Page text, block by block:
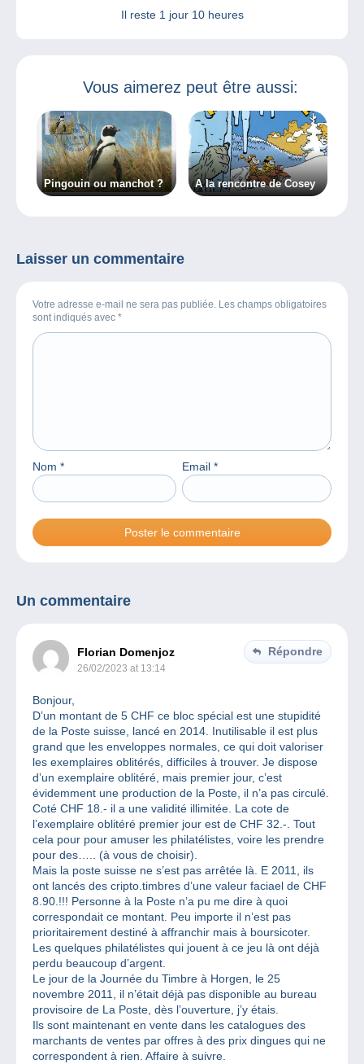
Il reste 1 jour 10 heures
Vous aimerez peut être aussi:
Pingouin ou manchot ? A la rencontre de Cosey
Laisser un commentaire
Votre adresse e-mail ne sera pas publiée. Les champs obligatoires
sont indiqués avec *
Nom * Email *
Un commentaire
Florian Domenjoz
26/02/2023 at 13:14
Répondre
Bonjour,
D’un montant de 5 CHF ce bloc spécial est une stupidité
de la Poste suisse, lancé en 2014. Inutilisable il est plus
grand que les enveloppes normales, ce qui doit valoriser
les exemplaires oblitérés, difficiles à trouver. Je dispose
d’un exemplaire oblitéré, mais premier jour, c’est
évidemment une production de la Poste, il n’a pas circulé.
Coté CHF 18.- il a une validité illimitée. La cote de
l’exemplaire oblitéré premier jour est de CHF 32.-. Tout
cela pour pour amuser les philatélistes, voire les prendre
pour des….. (à vous de choisir).
Mais la poste suisse ne s’est pas arrêtée là. E 2011, ils
ont lancés des cripto.timbres d’une valeur faciael de CHF
8.90.!!! Personne à la Poste n’a pu me dire à quoi
correspondait ce montant. Peu importe il n’est pas
prioritairement destiné à affranchir mais à boursicoter.
Les quelques philatélistes qui jouent à ce jeu là ont déjà
perdu beaucoup d’argent.
Le jour de la Journée du Timbre à Horgen, le 25
novembre 2011, il n’était déjà pas disponible au bureau
provisoire de La Poste, dès l’ouverture, j’y étais.
Ils sont maintenant en vente dans les catalogues des
marchants de ventes par offres à des prix dingues qui ne
correspondent à rien. Affaire à suivre.